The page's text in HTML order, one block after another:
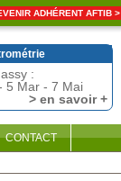
ADHÉRENT AFTIB >
:
5 Mar - 7 Mai
> en savoir +
CONTACT